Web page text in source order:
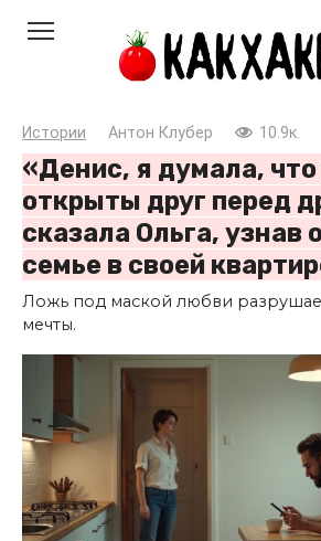
Истории Антон Клубер 10.9к.
«Денис, я думала,
открыты друг перед
сказала Ольга, узнав
семье в своей
Ложь под маской любви
мечты.